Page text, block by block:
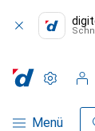
Navigation
Menü
Merklisten
Warenkorb